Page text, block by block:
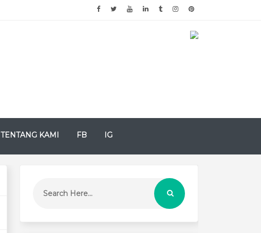
TENTANG KAMI FB IG